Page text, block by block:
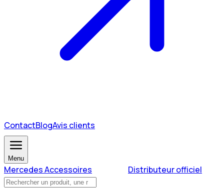
ContactBlogAvis clients
Menu
Mercedes Accessoires Distributeur officiel